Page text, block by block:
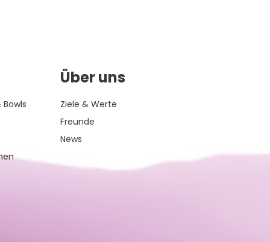
Über uns
Ziele & Werte
Freunde
News